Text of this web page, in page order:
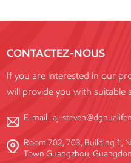
CONTACTEZ-NOUS
If you are interested in our
will provide you with suitable
E-mail :aj-
Room 702, 703, Building 1,
Town Guangzhou,